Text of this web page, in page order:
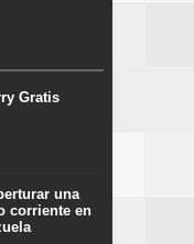
Gratis
una
corriente en